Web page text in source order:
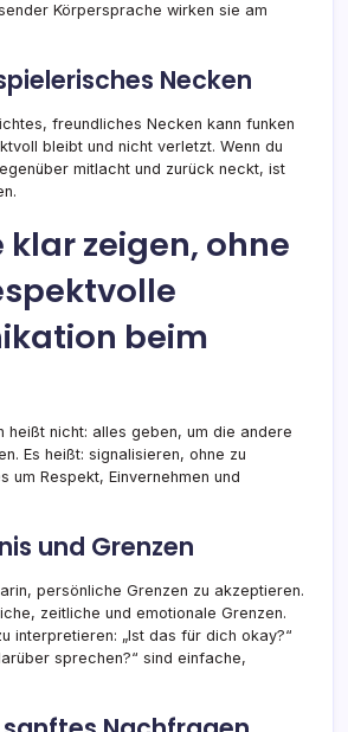
Körpersprache wirken sie am
Necken
freundliches Necken kann funken
bleibt und nicht verletzt. Wenn du
mitlacht und zurück neckt, ist
klar zeigen, ohne
beim
heißt nicht: alles geben, um die andere
Es heißt: signalisieren, ohne zu
um Respekt, Einvernehmen und
und Grenzen
persönliche Grenzen zu akzeptieren.
zeitliche und emotionale Grenzen.
interpretieren: „Ist das für dich okay?“
sprechen?“ sind einfache,